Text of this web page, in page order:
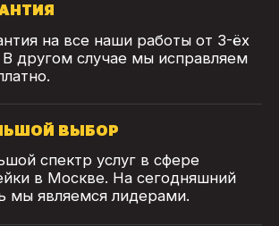
на все наши работы от 3-ёх
В другом случае мы исправляем
ВЫБОР
спектр услуг в сфере
в Москве. На сегодняшний
мы являемся лидерами.